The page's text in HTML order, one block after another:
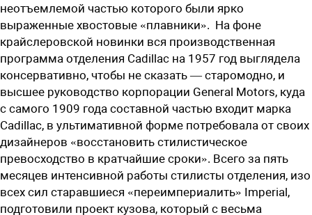
неотъемлемой частью которого были ярко
выраженные хвостовые «плавники». На фоне
крайслеровской новинки вся производственная
программа отделения Cadillac на 1957 год выглядела
консервативно, чтобы не сказать — старомодно, и
высшее руководство корпорации General Motors, куда
с самого 1909 года составной частью входит марка
Cadillac, в ультимативной форме потребовала от своих
дизайнеров «восстановить стилистическое
превосходство в кратчайшие сроки». Всего за пять
месяцев интенсивной работы стилисты отделения, изо
всех сил старавшиеся «переимпериалить» Imperial,
подготовили проект кузова, который с весьма